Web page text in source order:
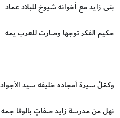
بنى زايد مع أخوانه شيوخٍ للبلاد عماد
حكيم الفكر توجها وصارت للعرب يمه
وكمّلْ سيرة آمجاده خليفه سيد الأجواد
نهل من مدرسة زايد صفاتٍ بالوفا جمه